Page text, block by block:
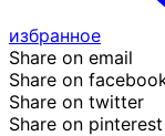
избранное
Share on email
Share on
Share on twitter
Share on pinterest